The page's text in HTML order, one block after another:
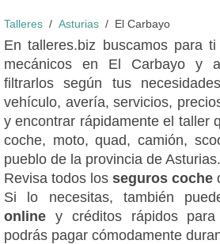
Talleres Asturias El Carbayo
En talleres.biz buscamos para
mecánicos en El Carbayo y
filtrarlos según tus
vehículo, avería, servicios,
y encontrar rápidamente el taller
coche, moto, quad, camión,
pueblo de la provincia de Asturias.
Revisa todos los seguros coche
Si lo necesitas, también
online y créditos rápidos
podrás pagar cómodamente